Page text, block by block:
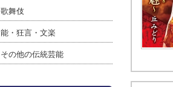
歌舞伎
能・狂言・文楽
その他の伝統芸能